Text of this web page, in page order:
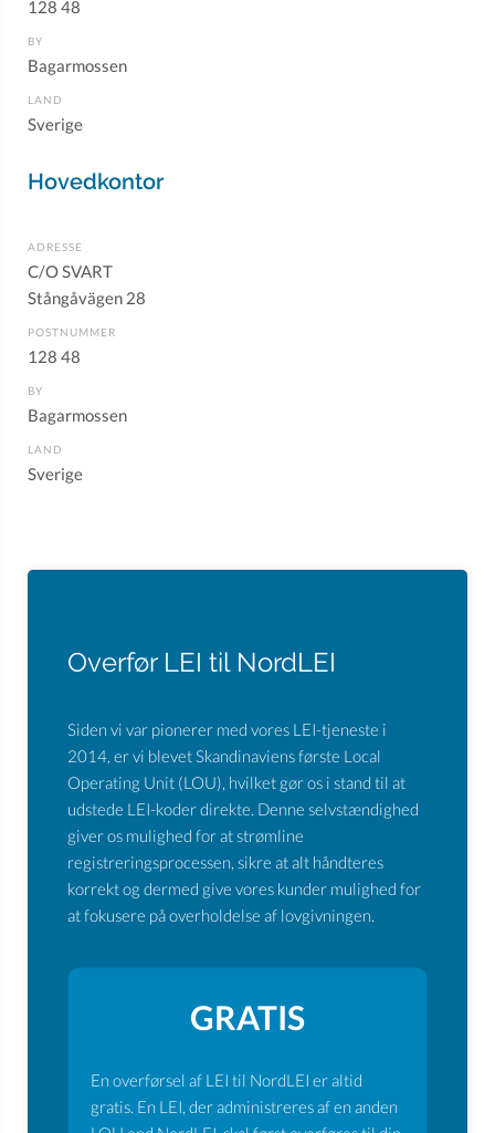
128 48
BY
Bagarmossen
LAND
Sverige
Hovedkontor
ADRESSE
C/O SVART
Stångåvägen 28
POSTNUMMER
128 48
BY
Bagarmossen
LAND
Sverige
Overfør LEI til NordLEI
Siden vi var pionerer med vores LEI-tjeneste i
2014, er vi blevet Skandinaviens første Local
Operating Unit (LOU), hvilket gør os i stand til at
udstede LEI-koder direkte. Denne selvstændighed
giver os mulighed for at strømline
registreringsprocessen, sikre at alt håndteres
korrekt og dermed give vores kunder mulighed for
at fokusere på overholdelse af lovgivningen.
GRATIS
En overførsel af LEI til NordLEI er altid
gratis. En LEI, der administreres af en anden